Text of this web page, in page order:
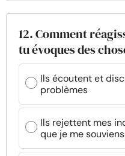
12. Comment
tu évoques des
Ils écoutent et
problèmes
Ils rejettent mes
que je me